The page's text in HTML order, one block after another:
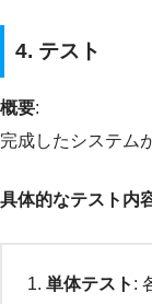
4. テスト
概要:
完成したシステム
具体的なテスト内
単体テスト :